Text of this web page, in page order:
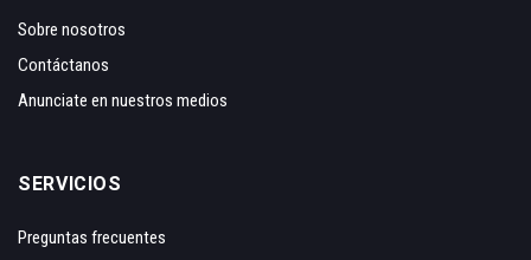
Sobre nosotros
Contáctanos
Anunciate en nuestros medios
SERVICIOS
Preguntas frecuentes